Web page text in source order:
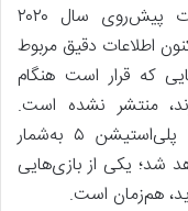
پلی‌استیشن ۵ سونی در فصل تعطیلات پیش‌روی سال ۲۰۲۰
اطلاعات دقیق مربوط
که قرار است هنگام
منتشر نشده است.
ایکس‌باکس سری ایکس رقیب مستقیم پلی‌استیشن ۵ به‌شمار
شد؛ یکی از بازی‌هایی
هم‌زمان است.